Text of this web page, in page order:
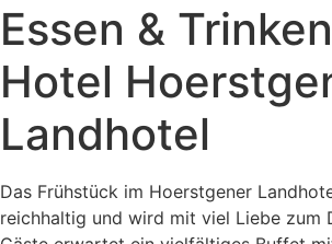
Essen &
Hotel
Landhotel
Das Frühstück im Hoerstgener
reichhaltig und wird mit viel Liebe zum